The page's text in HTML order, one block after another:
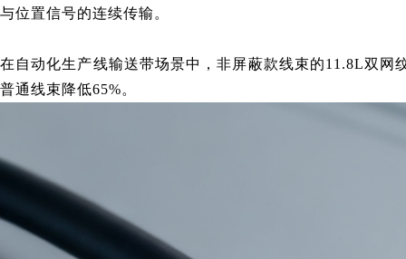
与位置信号的连续传输。
在自动化生产线输送带场景中，非屏蔽款线束的11.8L双
普通线束降低65%。